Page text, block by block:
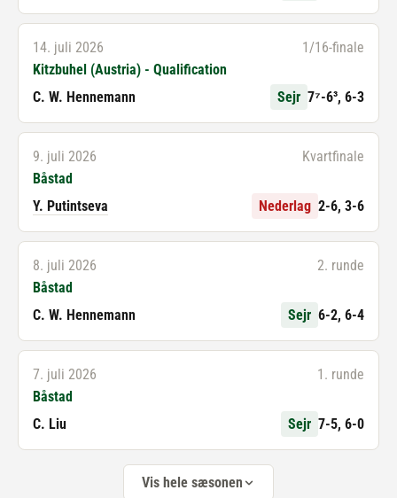
14. juli 2026
1/16-finale
Kitzbuhel (Austria) - Qualification
C. W. Hennemann
Sejr 7⁷-6³, 6-3
9. juli 2026
Kvartfinale
Båstad
Y. Putintseva
Nederlag 2-6, 3-6
8. juli 2026
2. runde
Båstad
C. W. Hennemann
Sejr 6-2, 6-4
7. juli 2026
1. runde
Båstad
C. Liu
Sejr 7-5, 6-0
Vis hele sæsonen